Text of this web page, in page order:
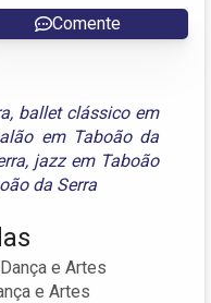
Comente
, ballet clássico em
em Taboão da
, jazz em Taboão
da Serra
e Artes
e Artes